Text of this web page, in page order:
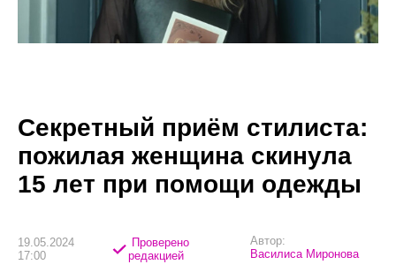
Секретный приём стилиста:
пожилая женщина скинула
15 лет при помощи одежды
19.05.2024
17:00
Проверено
редакцией
Автор:
Василиса Миронова